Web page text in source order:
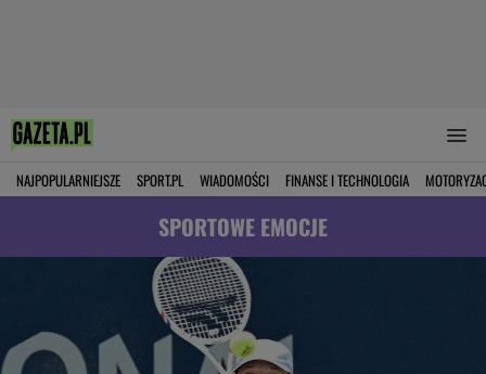
NAJPOPULARNIEJSZE SPORT.PL WIADOMOŚCI FINANSE I TECHNOLOGIA
SPORTOWE EMOCJE